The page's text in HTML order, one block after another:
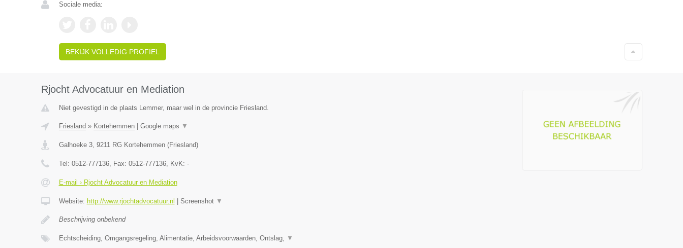
Sociale media:
BEKIJK VOLLEDIG PROFIEL
Rjocht Advocatuur en Mediation
Niet gevestigd in de plaats Lemmer, maar wel in de provincie Friesland.
Friesland » Kortehemmen| Google maps ▼
Galhoeke 3, 9211 RG Kortehemmen(Friesland)
Tel: 0512-777136, Fax: 0512-777136, KvK: -
E-mail › Rjocht Advocatuur en Mediation
Website: http://www.rjochtadvocatuur.nl Screenshot ▼
Beschrijving onbekend
Echtscheiding, Omgangsregeling, Alimentatie, Arbeidsvoorwaarden, Ontslag, ▼